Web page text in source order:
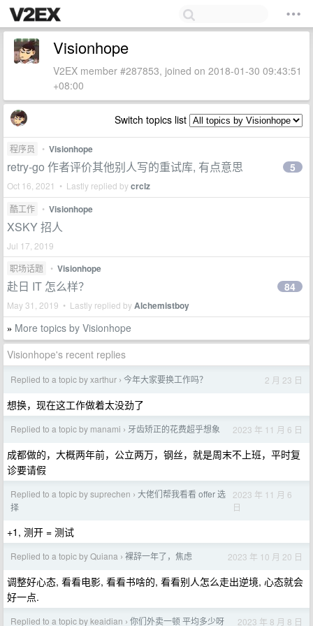
Visionhope
V2EX member #287853, joined on 2018-01-30 09:43:51
+08:00
Switch topics list
程序员 • Visionhope
retry-go 作者评价其他别人写的重试库, 有点意思
Oct 16, 2021 • Lastly replied bycrclz
5
酷工作 • Visionhope
XSKY 招人
Jul 17, 2019
职场话题
• Visionhope
赴日 IT 怎么样？
May 31, 2019 • Lastly replied byAlchemistboy
84
» More topics by Visionhope
Visionhope's recent replies
Replied to a topic by xarthur › 今年大家要换工作吗？ 2 月 23 日
想换，现在这工作做着太没劲了
Replied to a topic by manami › 牙齿矫正的花费超乎想象 2023 年 11 月 6 日
成都做的，大概两年前，公立两万，钢丝，就是周末不上班，平时复
诊要请假
Replied to a topic by suprechen › 大佬们帮我看看 offer 选
择
2023 年 11 月 6
日
+1, 测开 = 测试
Replied to a topic by Quiana › 裸辞一年了，焦虑 2023 年 10 月 20 日
调整好心态, 看看电影, 看看书啥的, 看看别人怎么走出逆境, 心态就会
好一点.
Replied to a topic by keaidian › 你们外卖一顿 平均多少呀 2023 年 8 月 8 日